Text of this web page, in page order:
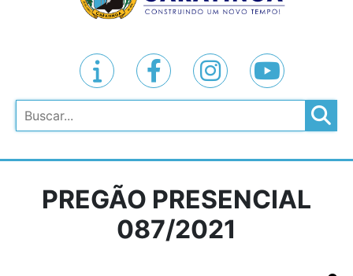
Pesquisar
PREGÃO PRESENCIAL
087/2021